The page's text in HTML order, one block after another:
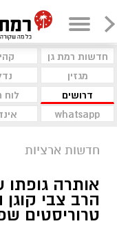
חדשות רמת גן
מגזין
דרושים
לוח
whatsapp
חדשות ארציות
אותרה
הרב צבי
טרוריסטים